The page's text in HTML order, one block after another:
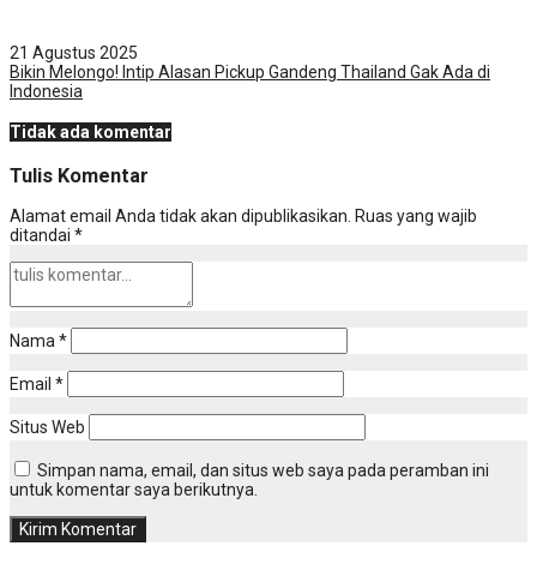
21 Agustus 2025
Bikin Melongo! Intip Alasan Pickup Gandeng Thailand Gak Ada di
Indonesia
Tidak ada komentar
Tulis Komentar
Alamat email Anda tidak akan dipublikasikan. Ruas yang wajib
ditandai *
Nama *
Email *
Situs Web
Simpan nama, email, dan situs web saya pada peramban ini
untuk komentar saya berikutnya.